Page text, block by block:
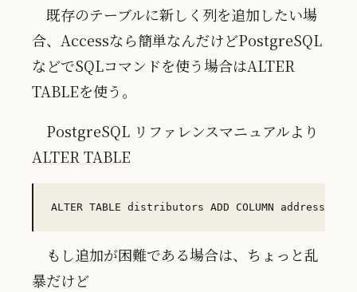
既存のテーブルに新しく列を追加したい場
合、Accessなら簡単なんだけどPostgreSQL
などでSQLコマンドを使う場合はALTER
TABLEを使う。
PostgreSQL リファレンスマニュアルより
ALTER TABLE
もし追加が困難である場合は、ちょっと乱
暴だけど